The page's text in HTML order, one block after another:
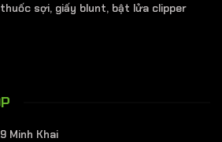
sợi, giấy blunt, bật lửa clipper
Minh Khai